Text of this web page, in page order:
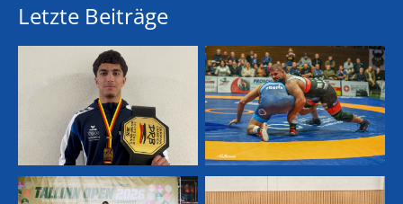
Letzte Beiträge